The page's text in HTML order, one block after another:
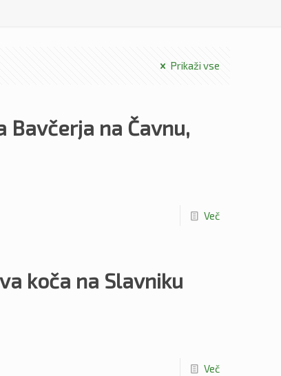
Prikaži vse
Bavčerja na Čavnu,
Več
koča na Slavniku
Več